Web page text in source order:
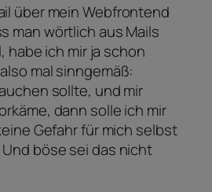
über mein Webfrontend
man wörtlich aus Mails
habe ich mir ja schon
mal sinngemäß:
sollte, und mir
dann solle ich mir
Gefahr für mich selbst
böse sei das nicht